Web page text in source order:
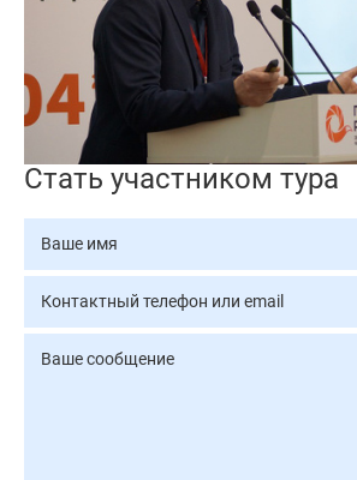
Стать участником тура